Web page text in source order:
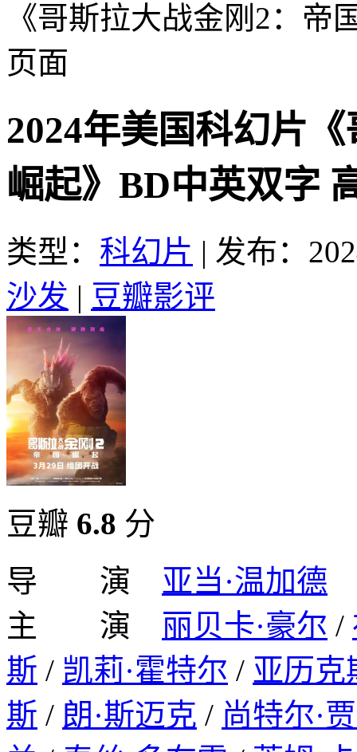
《哥斯拉大战金刚2：帝
页面
2024年美国科幻片
崛起》BD中英双字
类型： 科幻片 | 发布：
沙发 | 豆瓣影评
豆瓣 6.8 分
导 演 亚当·温加德
主 演 丽贝卡·豪尔 /
斯 / 凯莉·霍特尔 / 亚历克
斯 / 朗·斯迈克 / 尚特尔·